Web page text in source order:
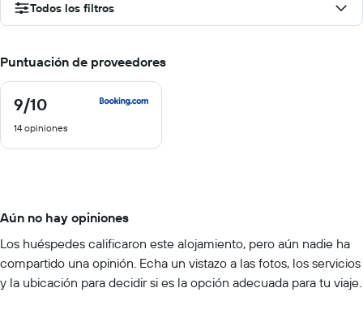
Todos los filtros
Puntuación de proveedores
9/10
9
de
10
14 opiniones
Aún no hay opiniones
Los huéspedes calificaron este alojamiento, pero aún nadie ha
compartido una opinión. Echa un vistazo a las fotos, los servicios
y la ubicación para decidir si es la opción adecuada para tu viaje.